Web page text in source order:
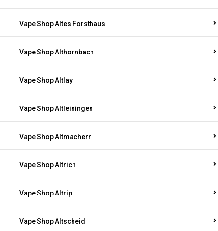
Vape Shop Altes Forsthaus
Vape Shop Althornbach
Vape Shop Altlay
Vape Shop Altleiningen
Vape Shop Altmachern
Vape Shop Altrich
Vape Shop Altrip
Vape Shop Altscheid